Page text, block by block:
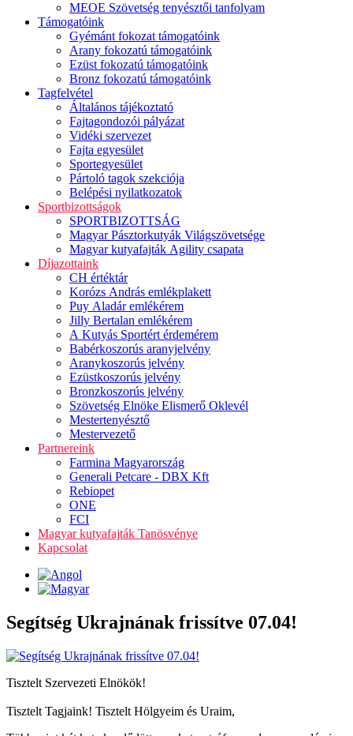
MEOE Szövetség tenyésztői tanfolyam
Támogatóink
Gyémánt fokozat támogatóink
Arany fokozatú támogatóink
Ezüst fokozatú támogatóink
Bronz fokozatú támogatóink
Tagfelvétel
Általános tájékoztató
Fajtagondozói pályázat
Vidéki szervezet
Fajta egyesület
Sportegyesület
Pártoló tagok szekciója
Belépési nyilatkozatok
Sportbizottságok
SPORTBIZOTTSÁG
Magyar Pásztorkutyák Világszövetsége
Magyar kutyafajták Agility csapata
Díjazottaink
CH értéktár
Korózs András emlékplakett
Puy Aladár emlékérem
Jilly Bertalan emlékérem
A Kutyás Sportért érdemérem
Babérkoszorús aranyjelvény
Aranykoszorús jelvény
Ezüstkoszorús jelvény
Bronzkoszorús jelvény
Szövetség Elnöke Elismerő Oklevél
Mestertenyésztő
Mestervezető
Partnereink
Farmina Magyarország
Generali Petcare - DBX Kft
Rebiopet
ONE
FCI
Magyar kutyafajták Tanösvénye
Kapcsolat
Segítség Ukrajnának frissítve 07.04!
Tisztelt Szervezeti Elnökök!
Tisztelt Tagjaink! Tisztelt Hölgyeim és Uraim,